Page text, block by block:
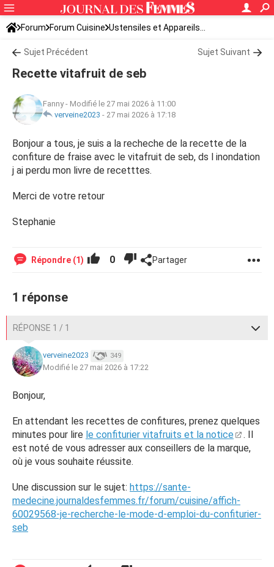
Forum Forum Cuisine Ustensiles et Appareils...
Sujet Précédent Sujet Suivant
Recette vitafruit de seb
Fanny- Modifié le 27 mai 2026 à 11:00
verveine2023 - 27 mai 2026 à 17:18
Bonjour a tous, je suis a la recheche de la recette de la
confiture de fraise avec le vitafruit de seb, ds l inondation
j ai perdu mon livre de recetttes.
Merci de votre retour
Stephanie
Répondre (1) 0 Partager
1 réponse
RÉPONSE 1 / 1
verveine2023 349
Modifié le 27 mai 2026 à 17:22
Bonjour,
En attendant les recettes de confitures, prenez quelques
minutes pour lire le confiturier vitafruits et la notice
. Il
est noté de vous adresser aux conseillers de la marque,
où je vous souhaite réussite.
Une discussion sur le sujet: https://sante-
medecine.journaldesfemmes.fr/forum/cuisine/affich-
60029568-je-recherche-le-mode-d-emploi-du-confiturier-
seb